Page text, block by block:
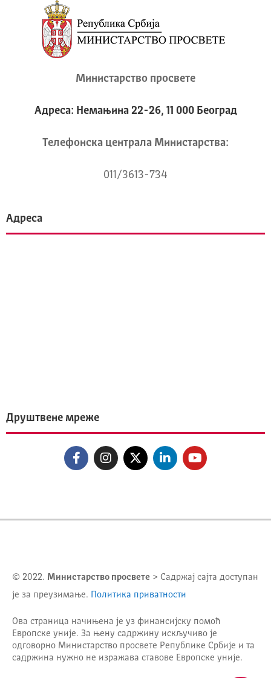
Министарство просвете
Адреса: Немањина 22-26, 11 000 Београд
Телeфонска централа Mинистарства:
011/3613-734
Адреса
Друштвене мреже
© 2022. Министарство просвете > Садржај сајта доступан
је за преузимање. Политика приватности
Ова страница начињена је уз финансијску помоћ
Европске уније. За њену садржину искључиво је
одговорно Министарство просвете Републике Србије и та
садржина нужно не изражава ставове Европске уније.